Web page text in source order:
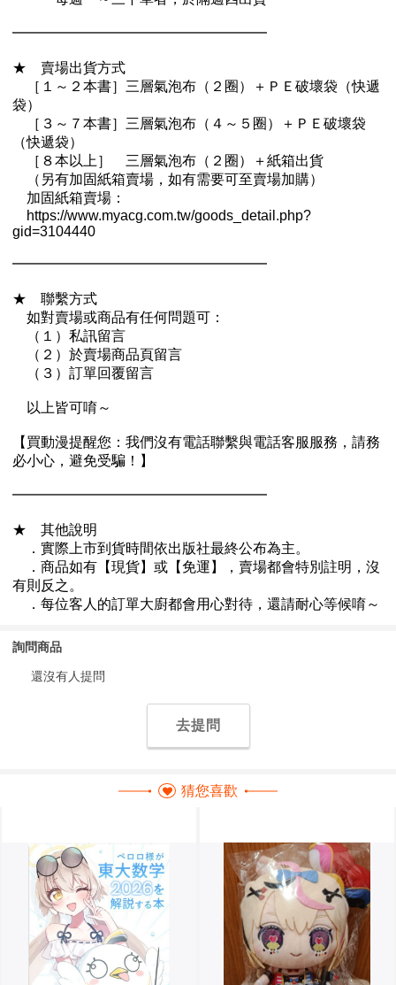
詢問商品
還沒有人提問
去提問
猜您喜歡